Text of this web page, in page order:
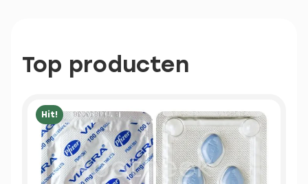
Top producten
Hit!